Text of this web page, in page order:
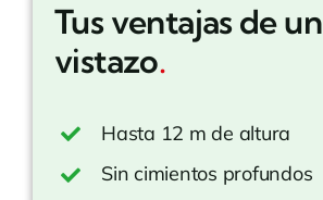
Tus ventajas de un
vistazo.
Hasta 12 m de altura
Sin cimientos profundos